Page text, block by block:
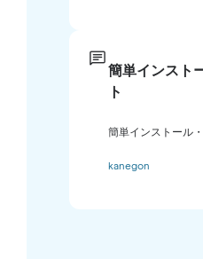
簡単インスト
ト
簡単インストール
kanegon